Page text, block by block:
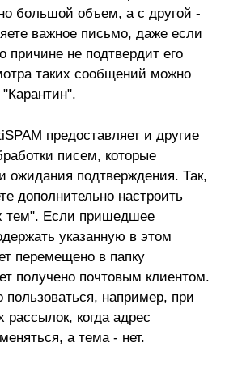
большой объем, а с другой -
важное письмо, даже если
причине не подтвердит его
таких сообщений можно
"Карантин".
предоставляет и другие
писем, которые
ожидания подтверждения. Так,
дополнительно настроить
тем". Если пришедшее
указанную в этом
перемещено в папку
получено почтовым клиентом.
например, при
рассылок, когда адрес
а тема - нет.